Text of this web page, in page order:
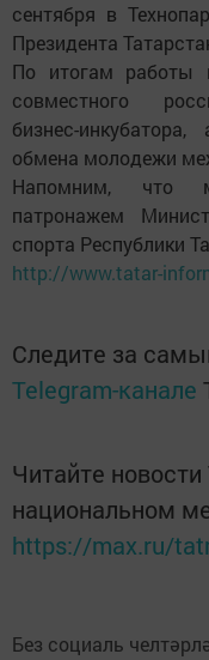
сентября в
Президента
По итогам работы
совместного
бизнес-
обмена молодежи
Напомним, что
патронажем
спорта Республики
http://www.tatar-
Следите за
Telegram-канале
Читайте новости
национальном
https://max.ru/
Без социаль